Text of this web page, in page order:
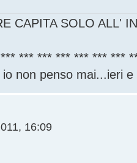
CAPITA SOLO ALL'
*** *** *** *** *** ***
non penso mai...ieri
16:09